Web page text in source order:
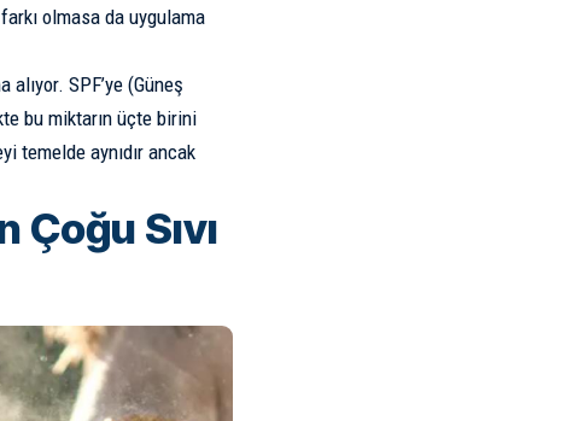
olmasa da uygulama
SPF’ye (Güneş
bu miktarın üçte birini
temelde aynıdır ancak
Sıvı